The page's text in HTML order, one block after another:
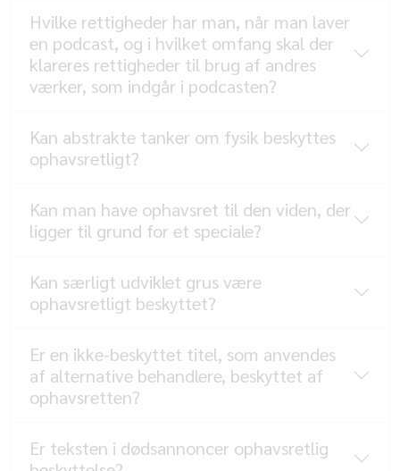
Hvilke rettigheder har man, når man laver
en podcast, og i hvilket omfang skal der
klareres rettigheder til brug af andres
værker, som indgår i podcasten?
Kan abstrakte tanker om fysik beskyttes
ophavsretligt?
Kan man have ophavsret til den viden, der
ligger til grund for et speciale?
Kan særligt udviklet grus være
ophavsretligt beskyttet?
Er en ikke-beskyttet titel, som anvendes
af alternative behandlere, beskyttet af
ophavsretten?
Er teksten i dødsannoncer ophavsretlig